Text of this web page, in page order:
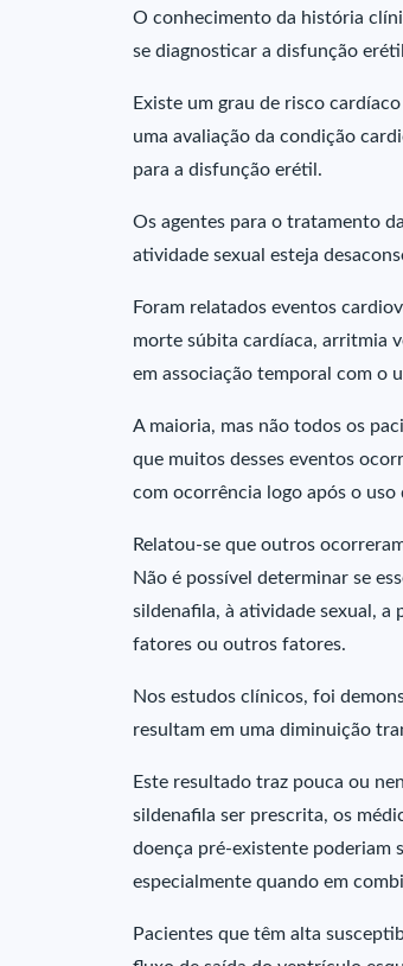
O conhecimento da história
se diagnosticar a disfunção
Existe um grau de risco
uma avaliação da condição
para a disfunção erétil.
Os agentes para o tratamento
atividade sexual esteja
Foram relatados eventos
morte súbita cardíaca, arritmia
em associação temporal com o
A maioria, mas não todos os
que muitos desses eventos
com ocorrência logo após o
Relatou-se que outros
Não é possível determinar se
sildenafila, à atividade sexual, a
fatores ou outros fatores.
Nos estudos clínicos, foi
resultam em uma diminuição
Este resultado traz pouca ou
sildenafila ser prescrita, os
doença pré-existente poderiam
especialmente quando em
Pacientes que têm alta